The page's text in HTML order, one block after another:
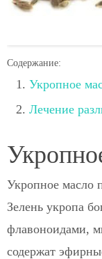
Содержание:
Укропное
Лечение
Укропное масло
Зелень укропа
флавоноидами,
содержат